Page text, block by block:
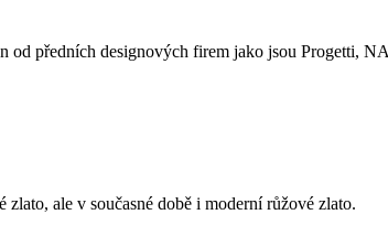
od předních designových firem jako jsou Progetti,
ale v současné době i moderní růžové zlato.